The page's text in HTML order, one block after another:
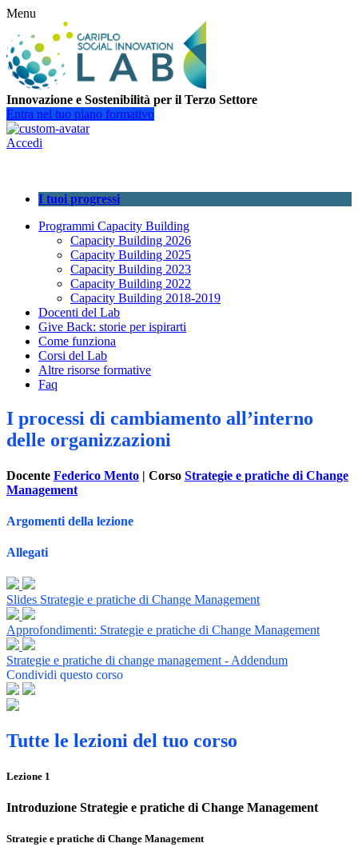
Menu
Innovazione e Sostenibilità per il Terzo Settore
Entra nel tuo piano formativo
Accedi
I tuoi progressi
Programmi Capacity Building
Capacity Building 2026
Capacity Building 2025
Capacity Building 2023
Capacity Building 2022
Capacity Building 2018-2019
Docenti del Lab
Give Back: storie per ispirarti
Come funziona
Corsi del Lab
Altre risorse formative
Faq
I processi di cambiamento all’interno
delle organizzazioni
Docente Federico Mento | Corso Strategie e pratiche di Change
Management
Argomenti della lezione
Allegati
Slides Strategie e pratiche di Change Management
Approfondimenti: Strategie e pratiche di Change Management
Strategie e pratiche di change management - Addendum
Condividi questo corso
Tutte le lezioni del tuo corso
Lezione 1
Introduzione Strategie e pratiche di Change Management
Strategie e pratiche di Change Management